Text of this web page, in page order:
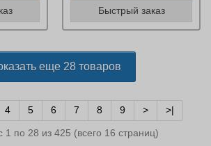
Быстрый заказ
еще 28 товаров
4 5 6 7 8 9 > >|
1 по 28 из 425 (всего 16 страниц)